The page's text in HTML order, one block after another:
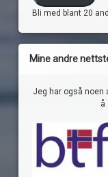
Bli med blant 20
Mine andre
Jeg har også noen
å